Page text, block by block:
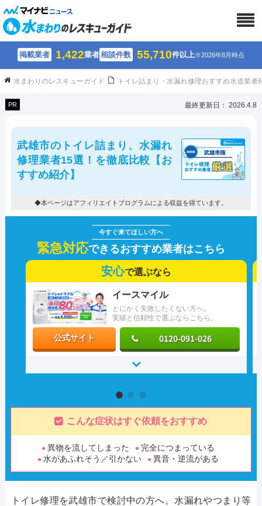
掲載業者 1,422業者相談件数 55,710件以上※2026年8月時点
水まわりのレスキューガイド トイレ詰まり・水漏れ修理おすすめ水道業
PR 最終更新日： 2026.4.8
武雄市のトイレ詰まり、水漏れ
修理業者15選！を徹底比較【お
すすめ紹介】
◆本ページはアフィリエイトプログラムによる収益を得ています。
緊急対応できるおすすめ業者はこちら
安心で選ぶなら
とにかく失敗したくない方へ。
実績と信頼性で選ぶならこちら。
イースマイル
公式サイト 0120-091-026
こんな症状はすぐ依頼をおすすめ
異物を流してしまった
完全につまっている
水があふれそう／引かない
異音・逆流がある
トイレ修理を武雄市で検討中の方へ。水漏れやつまり等